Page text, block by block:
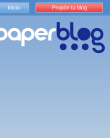
Inicio Propón tu blog